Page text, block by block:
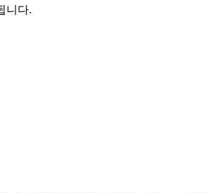
니다.